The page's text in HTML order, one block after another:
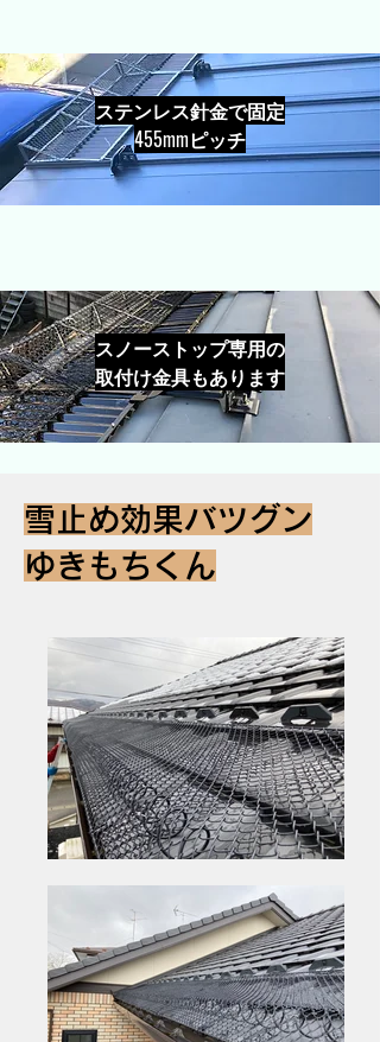
ステンレス針金で固定
​455mmピッチ
スノーストップ専用の
取付け金具もあります
雪止め効果バツグン
ゆきもちくん